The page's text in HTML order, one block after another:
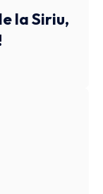
la Siriu,